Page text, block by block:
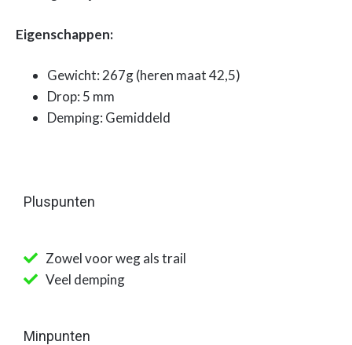
Eigenschappen:
Gewicht: 267g (heren maat 42,5)
Drop: 5 mm
Demping: Gemiddeld
Pluspunten
Zowel voor weg als trail
Veel demping
Minpunten